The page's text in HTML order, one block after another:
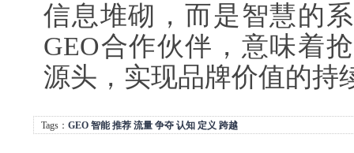
信息堆砌，而是智慧的
GEO合作伙伴，意味着
源头，实现品牌价值的持
Tags： GEO 智能 推荐 流量 争夺 认知 定义 跨越